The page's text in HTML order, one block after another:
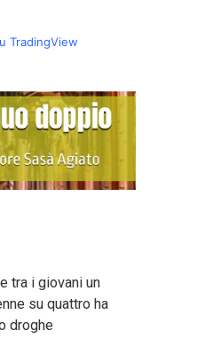
TradingView
tra i giovani un
su quattro ha
droghe